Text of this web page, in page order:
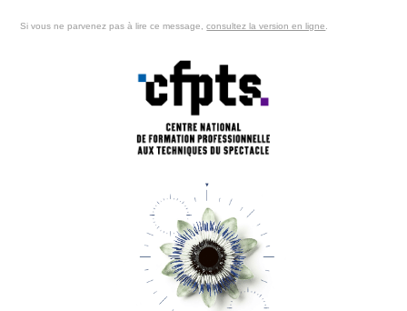
Si vous ne parvenez pasà lire ce message,consultez la version en ligne.